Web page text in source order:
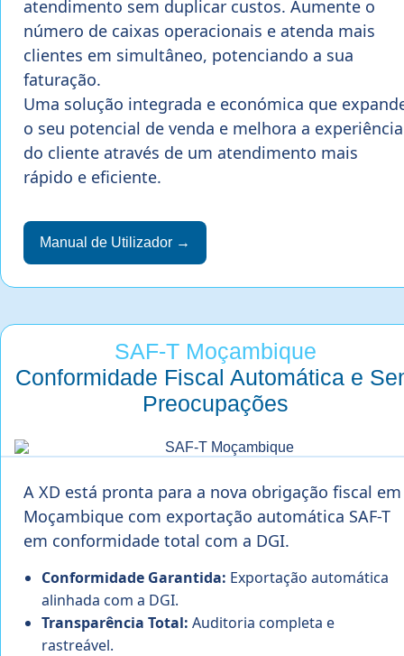
atendimento sem duplicar custos. Aumente o
número de caixas operacionais e atenda mais
clientes em simultâneo, potenciando a sua
faturação.
Uma solução integrada e económica que
o seu potencial de venda e melhora a experiência
do cliente através de um atendimento mais
rápido e eficiente.
Manual de Utilizador →
SAF-T Moçambique
Conformidade Fiscal Automática e
Preocupações
A XD está pronta para a nova obrigação fiscal em
Moçambique com exportação automática SAF-T
em conformidade total com a DGI.
Conformidade Garantida: Exportação automática
alinhada com a DGI.
Transparência Total: Auditoria completa e
rastreável.